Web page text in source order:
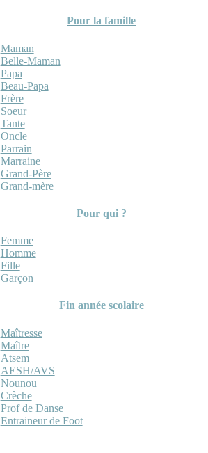
Pour la famille
Maman
Belle-Maman
Papa
Beau-Papa
Frère
Soeur
Tante
Oncle
Parrain
Marraine
Grand-Père
Grand-mère
Pour qui ?
Femme
Homme
Fille
Garçon
Fin année scolaire
Maîtresse
Maître
Atsem
AESH/AVS
Nounou
Crèche
Prof de Danse
Entraineur de Foot